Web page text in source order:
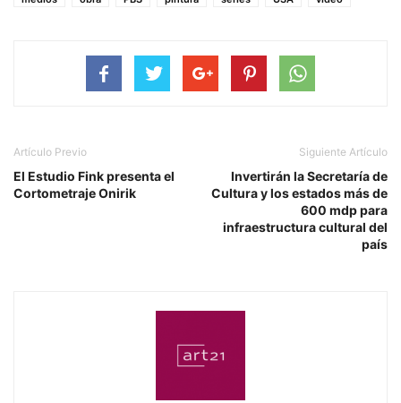
Artículo Previo
El Estudio Fink presenta el
Cortometraje Onirik
Siguiente Artículo
Invertirán la Secretaría de
Cultura y los estados más de
600 mdp para
infraestructura cultural del
país